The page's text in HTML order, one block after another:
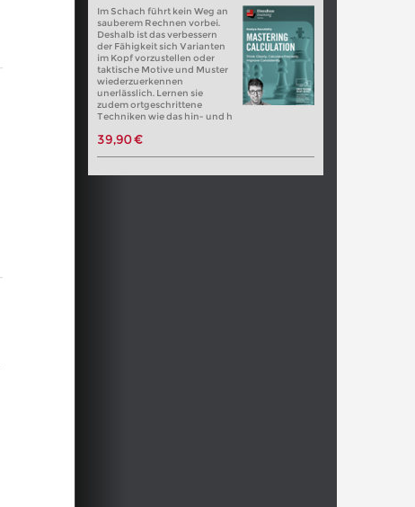
Im Schach führt kein Weg an
sauberem Rechnen vorbei.
Deshalb ist das verbessern
der Fähigkeit sich Varianten
im Kopf vorzustellen oder
taktische Motive und Muster
wiederzuerkennen
unerlässlich. Lernen sie
zudem ortgeschrittene
Techniken wie das hin- und h
39,90 €